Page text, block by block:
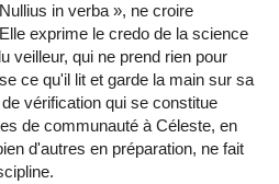
in verba », ne croire
exprime le credo de la science
veilleur, qui ne prend rien pour
ce qu'il lit et garde la main sur sa
vérification qui se constitue
de communauté à Céleste, en
d'autres en préparation, ne fait